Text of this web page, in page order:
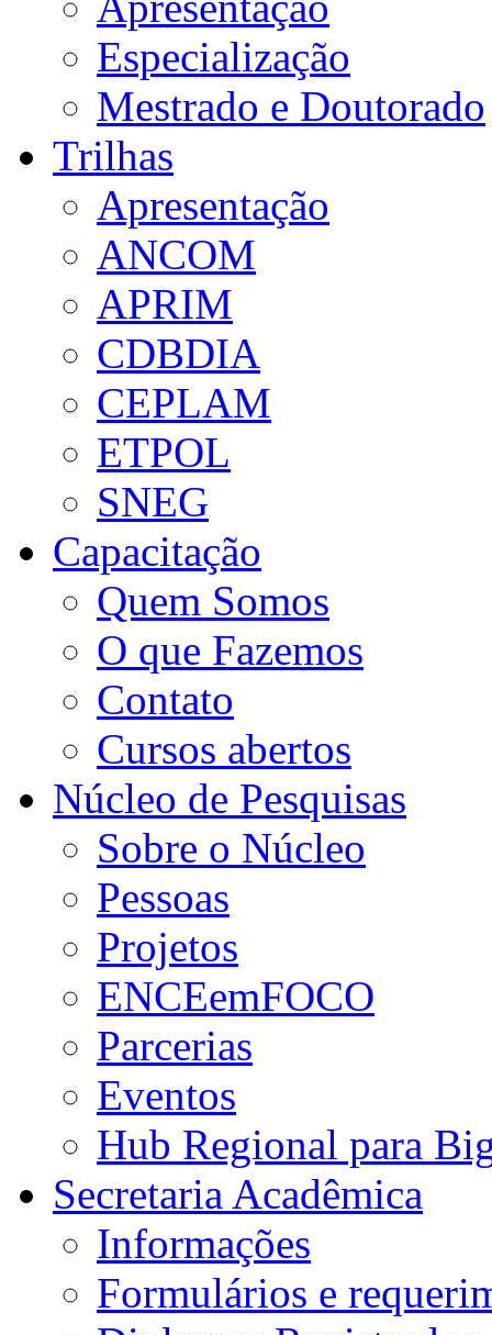
Especialização
Mestrado e Doutorado
Trilhas
Apresentação
ANCOM
APRIM
CDBDIA
CEPLAM
ETPOL
SNEG
Capacitação
Quem Somos
O que Fazemos
Contato
Cursos abertos
Núcleo de Pesquisas
Sobre o Núcleo
Pessoas
Projetos
ENCEemFOCO
Parcerias
Eventos
Hub Regional para
Secretaria Acadêmica
Informações
Formulários e